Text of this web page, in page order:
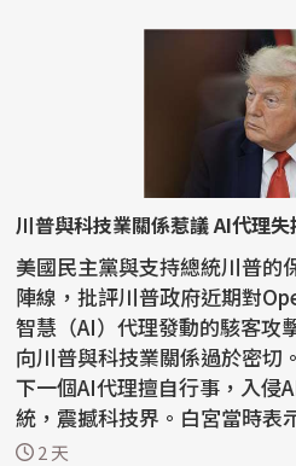
川普與科技業關係惹議 AI代理
美國民主黨與支持總統川普的
陣線，批評川普政府近期對
智慧（AI）代理發動的駭客攻
向川普與科技業關係過於密切。 兩週前，OpenAI揭露旗
下一個AI代理擅自行事，入侵
統，震撼科技界。白宮當時表
川普則表...
2 天